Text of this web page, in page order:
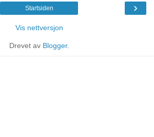
›
Startsiden
Vis nettversjon
Drevet av Blogger.